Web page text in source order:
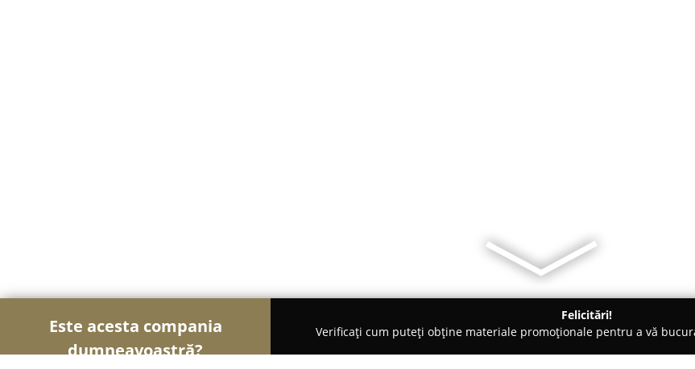
Este acesta compania
dumneavoastră?
Felicitări!
Verificați cum puteți obține materiale promoționale pentru a vă